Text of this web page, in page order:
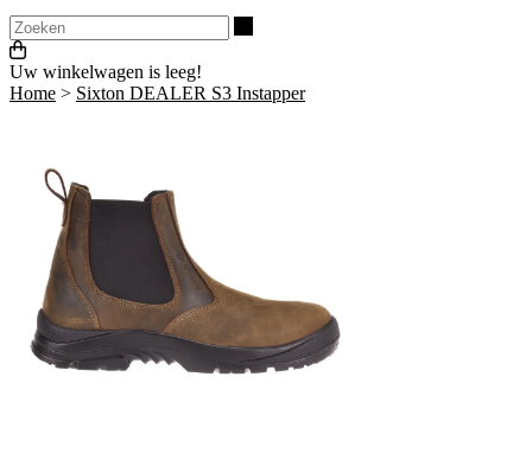
Uw winkelwagen is leeg!
Home > Sixton DEALER S3 Instapper